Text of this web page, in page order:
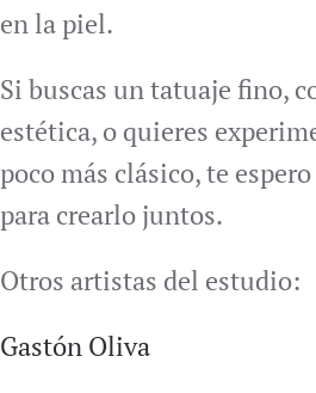
en la piel.
Si buscas un tatuaje fino,
estética, o quieres
poco más clásico, te
para crearlo juntos.
Otros artistas del estudio:
Gastón Oliva